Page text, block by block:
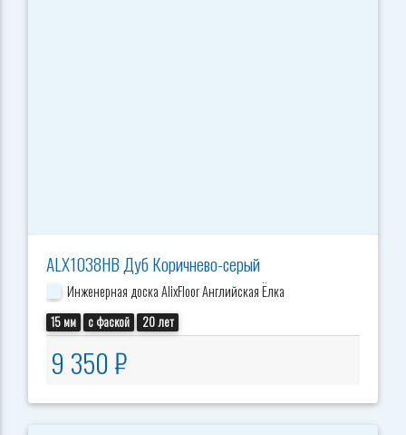
ALX1038HB Дуб Коричнево-серый
Инженерная доска AlixFloor Английская Ёлка
15 мм с фаской 20 лет
9 350 ₽